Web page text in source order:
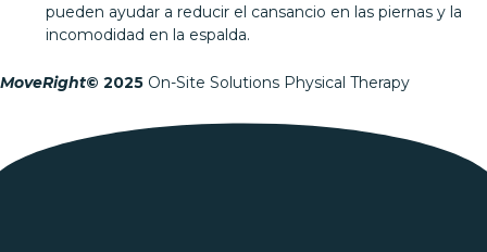
pueden ayudar a reducir el cansancio en las piernas y la
incomodidad en la espalda.
MoveRight© 2025 On-Site Solutions Physical Therapy